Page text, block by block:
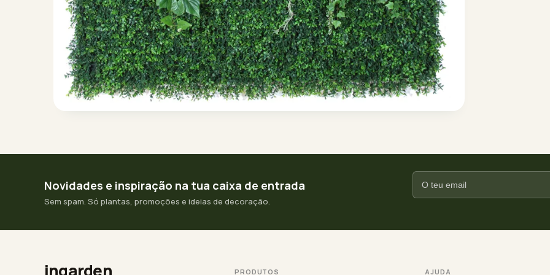
Novidades e inspiração na tua caixa de entrada
Sem spam. Só plantas, promoções e ideias de decoração.
PRODUTOS AJUDA